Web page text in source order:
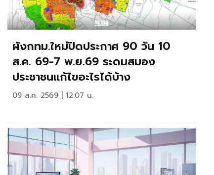
ผังกทม.ใหม่ปิดประกาศ 90 วัน 10
ส.ค. 69-7 พ.ย.69 ระดมสมอง
ประชาชนแก้ไขอะไรได้บ้าง
09 ส.ค. 2569 | 12:07 น.